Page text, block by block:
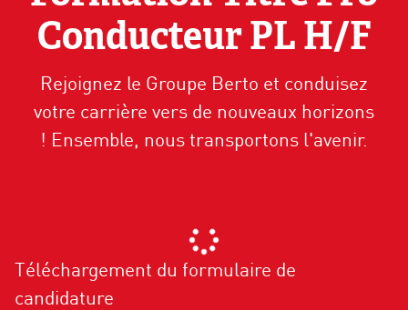
Conducteur PL H/F
Rejoignez le Groupe Berto et conduisez
votre carrière vers de nouveaux horizons
! Ensemble, nous transportons l'avenir.
Téléchargement du formulaire de
candidature